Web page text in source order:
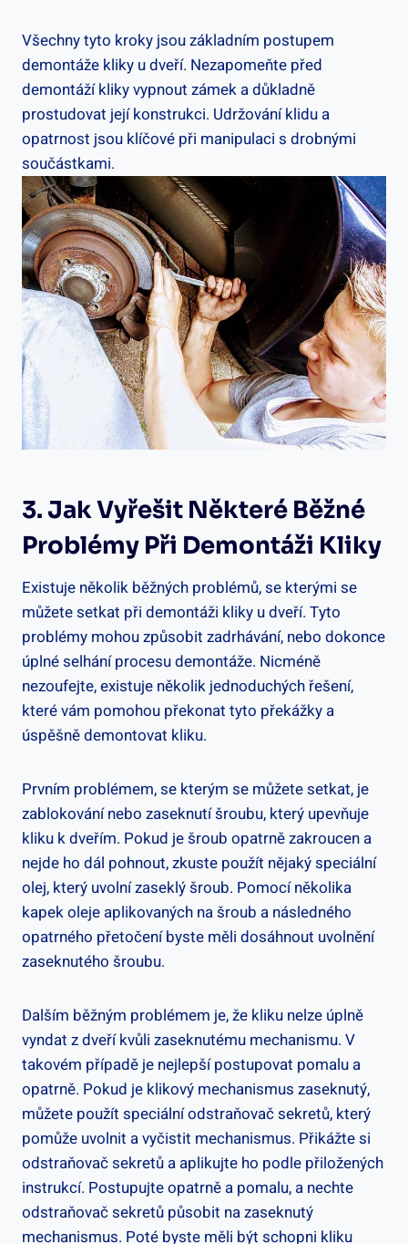
Všechny tyto kroky jsou základním postupem
demontáže kliky u dveří. Nezapomeňte před
demontáží kliky vypnout zámek a důkladně
prostudovat její konstrukci. Udržování klidu a
opatrnost jsou klíčové při manipulaci s drobnými
součástkami.
3. Jak Vyřešit Některé Běžné
Problémy Při Demontáži Kliky
Existuje několik běžných problémů, se kterými se
můžete setkat při demontáži kliky u dveří. Tyto
problémy mohou způsobit zadrhávání, nebo dokonce
úplné selhání procesu demontáže. Nicméně
nezoufejte, existuje několik jednoduchých řešení,
které vám pomohou překonat tyto překážky a
úspěšně demontovat kliku.
Prvním problémem, se kterým se můžete setkat, je
zablokování nebo zaseknutí šroubu, který upevňuje
kliku k dveřím. Pokud je šroub opatrně zakroucen a
nejde ho dál pohnout, zkuste použít nějaký speciální
olej, který uvolní zaseklý šroub. Pomocí několika
kapek oleje aplikovaných na šroub a následného
opatrného přetočení byste měli dosáhnout uvolnění
zaseknutého šroubu.
Dalším běžným problémem je, že kliku nelze úplně
vyndat z dveří kvůli zaseknutému mechanismu. V
takovém případě je nejlepší postupovat pomalu a
opatrně. Pokud je klikový mechanismus zaseknutý,
můžete použít speciální odstraňovač sekretů, který
pomůže uvolnit a vyčistit mechanismus. Přikážte si
odstraňovač sekretů a aplikujte ho podle přiložených
instrukcí. Postupujte opatrně a pomalu, a nechte
odstraňovač sekretů působit na zaseknutý
mechanismus. Poté byste měli být schopni kliku